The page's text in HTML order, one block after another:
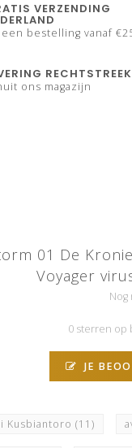
VERZENDING
bestelling vanaf
ons magazijn
01 De
Voyager
Nog
0 sterren op
JE
Kusbiantoro (11)